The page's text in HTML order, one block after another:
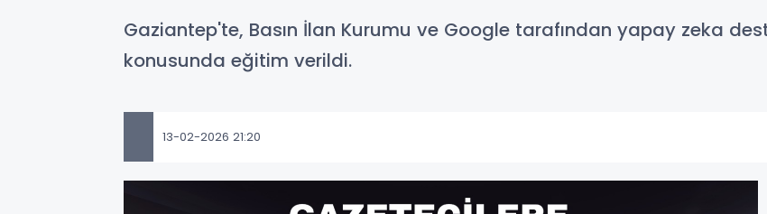
Gaziantep'te, Basın İlan Kurumu ve Google tarafından yapay zeka
konusunda eğitim verildi.
13-02-2026 21:20